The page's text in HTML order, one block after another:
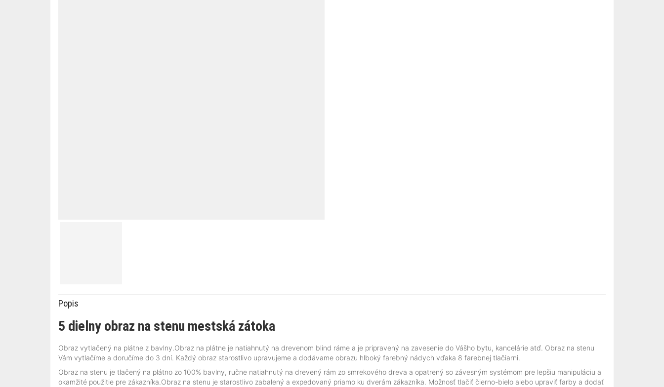
Popis
5 dielny obraz na stenu mestská zátoka
Obraz vytlačený na plátne z bavlny.Obraz na plátne je natiahnutý na drevenom blind ráme a je pripravený na zavesenie do Vášho bytu, kancelárie atď. Obraz na stenu
Vám vytlačíme a doručíme do 3 dní. Každý obraz starostlivo upravujeme a dodávame obrazu hlboký farebný nádych vďaka 8 farebnej tlačiarni.
Obraz na stenu je tlačený na plátno zo 100% bavlny, ručne natiahnutý na drevený rám zo smrekového dreva a opatrený so závesným systémom pre lepšiu manipuláciu a
okamžité použitie pre zákazníka.Obraz na stenu je starostlivo zabalený a expedovaný priamo ku dverám zákazníka. Možnosť tlačiť čierno-bielo alebo upraviť farby a dodať